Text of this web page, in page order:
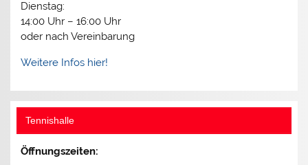
Dienstag:
14:00 Uhr – 16:00 Uhr
oder nach Vereinbarung
Weitere Infos hier!
Tennishalle
Öffnungszeiten: